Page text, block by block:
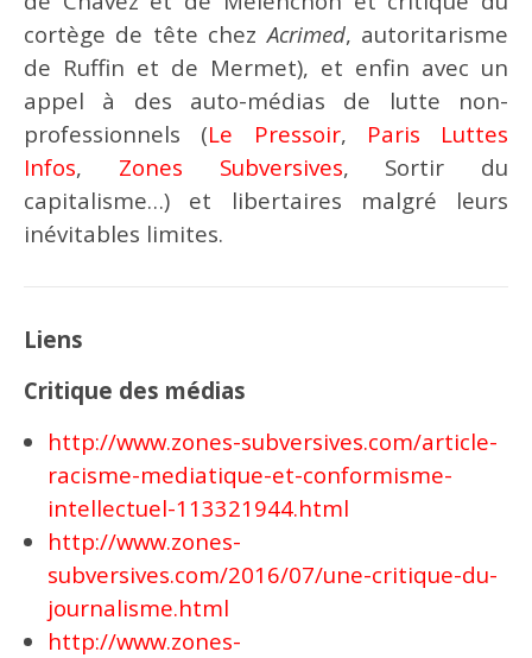
cortège de tête chezAcrimed, autoritarisme
de Ruffin et de Mermet), et enfin avec un
appel à des auto-médias de lutte non-
professionnels (Le Pressoir, Paris Luttes
Infos, Zones Subversives, Sortir du
capitalisme…) et libertaires malgré leurs
inévitables limites.
Liens
Critique des médias
http://www.zones-subversives.com/article-
racisme-mediatique-et-conformisme-
intellectuel-113321944.html
http://www.zones-
subversives.com/2016/07/une-critique-du-
journalisme.html
http://www.zones-